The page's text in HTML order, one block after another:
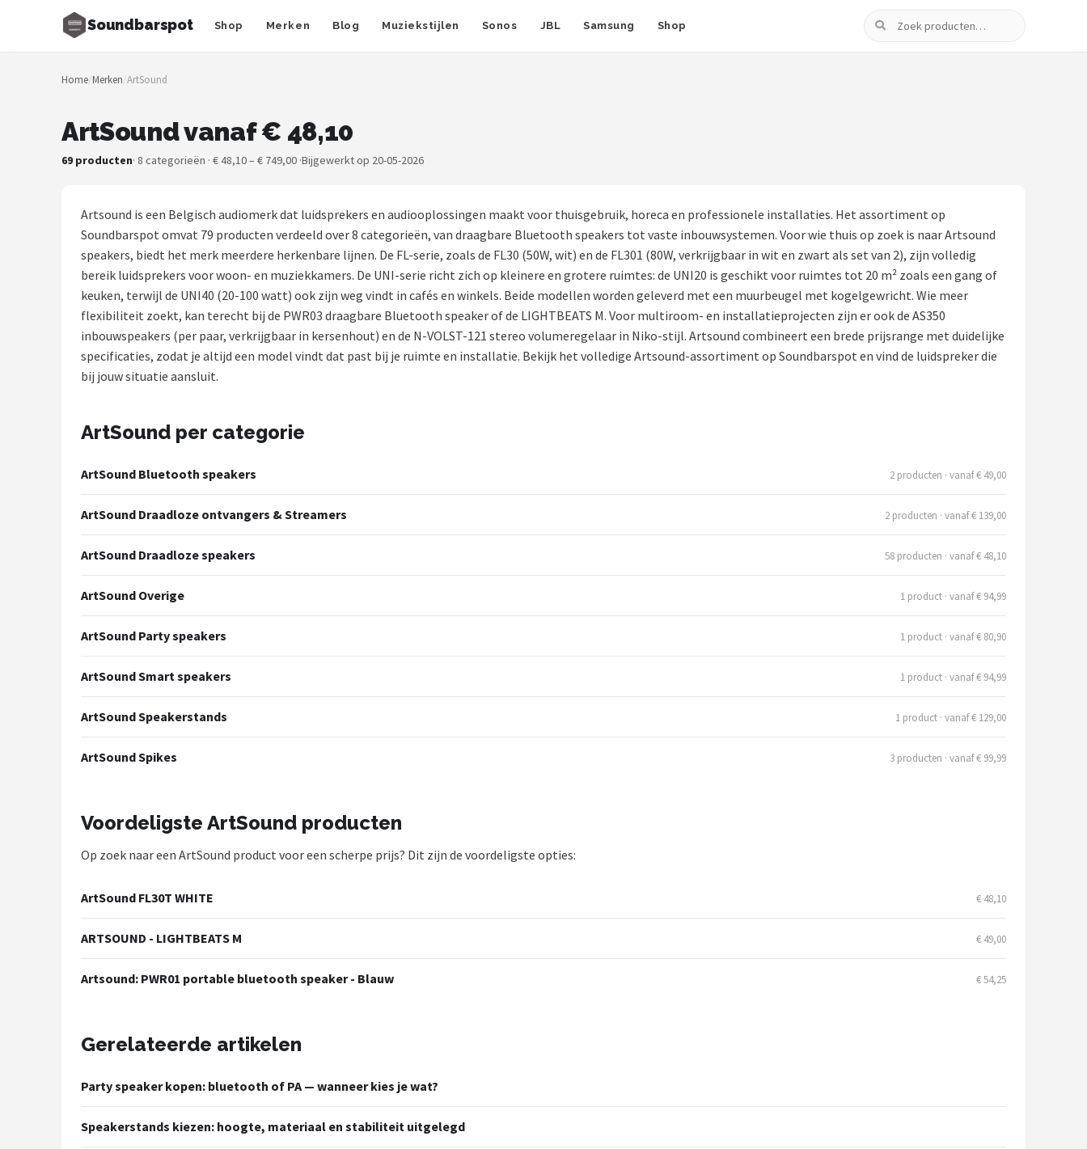
Soundbarspot Shop Merken Blog Muziekstijlen Sonos JBL Samsung Shop
Zoeken
Zoeken
NAVIGATIE
Merken
Muziekstijlen
Samsung
Soundskins
ArtSound
Alle merken →
Home/Merken/ArtSound
ArtSound vanaf € 48,10
69 producten· 8 categorieën · € 48,10 – € 749,00 ·Bijgewerkt op 20-05-2026
Artsound is een Belgisch audiomerk dat luidsprekers en audiooplossingen maakt voor thuisgebruik, horeca en professionele installaties. Het assortiment op
Soundbarspot omvat 79 producten verdeeld over 8 categorieën, van draagbare Bluetooth speakers tot vaste inbouwsystemen. Voor wie thuis op zoek is naar Artsound
speakers, biedt het merk meerdere herkenbare lijnen. De FL-serie, zoals de FL30 (50W, wit) en de FL301 (80W, verkrijgbaar in wit en zwart als set van 2), zijn volledig
bereik luidsprekers voor woon- en muziekkamers. De UNI-serie richt zich op kleinere en grotere ruimtes: de UNI20 is geschikt voor ruimtes tot 20 m² zoals een gang of
keuken, terwijl de UNI40 (20-100 watt) ook zijn weg vindt in cafés en winkels. Beide modellen worden geleverd met een muurbeugel met kogelgewricht. Wie meer
flexibiliteit zoekt, kan terecht bij de PWR03 draagbare Bluetooth speaker of de LIGHTBEATS M. Voor multiroom- en installatieprojecten zijn er ook de AS350
inbouwspeakers (per paar, verkrijgbaar in kersenhout) en de N-VOLST-121 stereo volumeregelaar in Niko-stijl. Artsound combineert een brede prijsrange met duidelijke
specificaties, zodat je altijd een model vindt dat past bij je ruimte en installatie. Bekijk het volledige Artsound-assortiment op Soundbarspot en vind de luidspreker die
bij jouw situatie aansluit.
ArtSound per categorie
ArtSound Bluetooth speakers 2 producten · vanaf € 49,00
ArtSound Draadloze ontvangers & Streamers 2 producten · vanaf € 139,00
ArtSound Draadloze speakers 58 producten · vanaf € 48,10
ArtSound Overige 1 product · vanaf € 94,99
ArtSound Party speakers 1 product · vanaf € 80,90
ArtSound Smart speakers 1 product · vanaf € 94,99
ArtSound Speakerstands 1 product · vanaf € 129,00
ArtSound Spikes 3 producten · vanaf € 99,99
Voordeligste ArtSound producten
Op zoek naar een ArtSound product voor een scherpe prijs? Dit zijn de voordeligste opties:
ArtSound FL30T WHITE € 48,10
ARTSOUND - LIGHTBEATS M € 49,00
Artsound: PWR01 portable bluetooth speaker - Blauw € 54,25
Gerelateerde artikelen
Party speaker kopen: bluetooth of PA — wanneer kies je wat?
Speakerstands kiezen: hoogte, materiaal en stabiliteit uitgelegd